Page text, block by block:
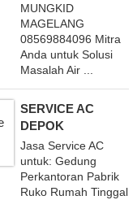
MUNGKID
MAGELANG
08569884096 Mitra
Anda untuk Solusi
Masalah Air ...
SERVICE AC
DEPOK
Jasa Service AC
untuk: Gedung
Perkantoran Pabrik
Ruko Rumah Tinggal